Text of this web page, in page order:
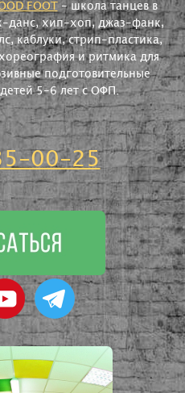
FOOT
- школа танцев в
данс, хип-хоп, джаз-фанк,
каблуки, стрип-пластика,
и ритмика для
подготовительные
5-6 лет с ОФП.
00-25